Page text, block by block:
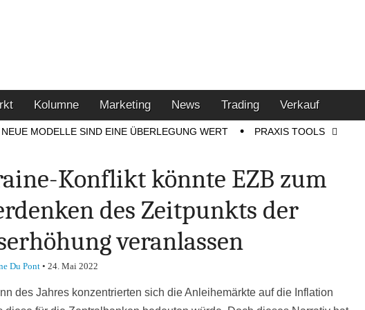
Kolumne Marketing News Trading Verkauf
NEUE MODELLE SIND EINE ÜBERLEGUNG WERT PRAXIS TOOLS
Konflikt könnte EZB zum
des Zeitpunkts der
veranlassen
Du Pont• 24. Mai 2022
des Jahres konzentrierten sich die Anleihemärkte auf die Inflation